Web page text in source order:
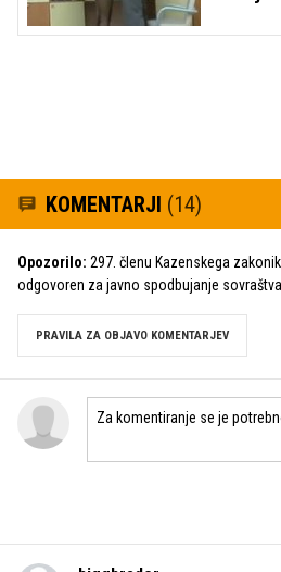
KOMENTARJI (14)
Opozorilo: 297. členu Kazenskega
odgovoren za javno spodbujanje
PRAVILA ZA OBJAVO KOMENTARJEV